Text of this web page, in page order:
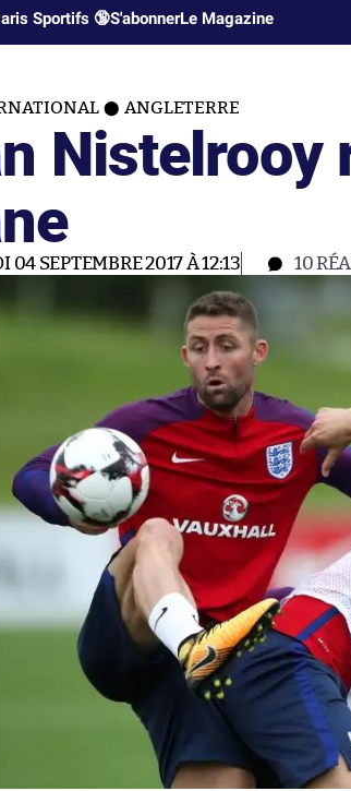
Sportifs 🔞S'abonnerLe Magazine
ANGLETERRE
Nistelrooy
04 SEPTEMBRE 2017 À 12:13 10